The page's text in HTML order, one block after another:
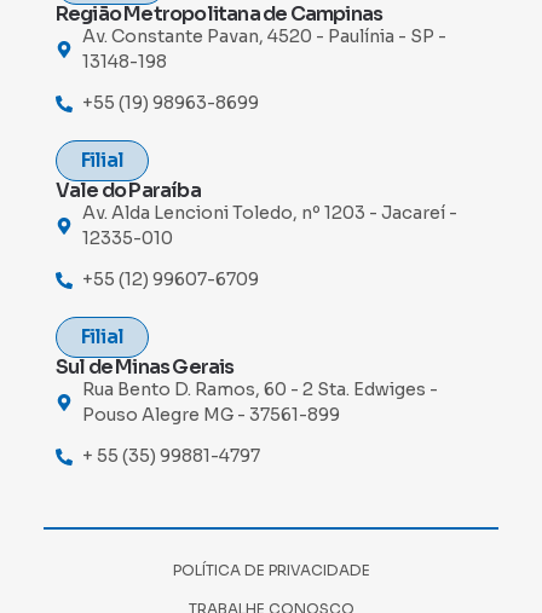
Região Metropolitana de Campinas
Av. Constante Pavan, 4520 - Paulínia - SP -
13148-198
+55 (19) 98963-8699
Filial
Vale do Paraíba
Av. Alda Lencioni Toledo, nº 1203 - Jacareí -
12335-010
+55 (12) 99607-6709
Filial
Sul de Minas Gerais
Rua Bento D. Ramos, 60 - 2 Sta. Edwiges -
Pouso Alegre MG - 37561-899
+ 55 (35) 99881-4797
POLÍTICA DE PRIVACIDADE
TRABALHE CONOSCO